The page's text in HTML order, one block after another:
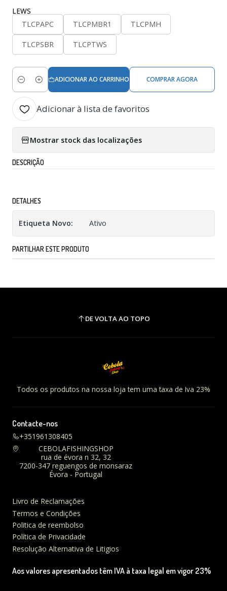
LEWS
TLCPAPC
TLCPMBR1 TLCPMH
TLCPSBR TLCPTWS
Quantidade
ADICIONAR AO CARRINHO COMPRAR AGORA
Adicionar à lista de favoritos
Mostrar stock das localizações
DESCRIÇÃO
DETALHES
Etiqueta Novo: Ativo
PARTILHAR ESTE PRODUTO
DE VOLTA AO TOPO
Todos os produtos na nossa loja tem uma taxa de Iva 23%
Contacte-nos
+351961308405
CEBOLAFISHINGSHOP
rua de évora n 32, 32
7200-347 reguengos de monsaraz
Évora - Portugal
Livro de Reclamações
Termos e Condições
Politica de reembolso
Política de Privacidade
Resolução Alternativa de Litigios
Aos valores apresentados têm IVA à taxa legal em vigor 23%